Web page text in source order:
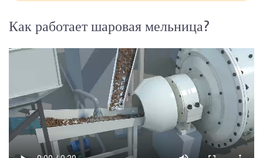
Как работает шаровая мельница?